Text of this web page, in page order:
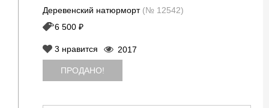
Деревенский натюрморт (№ 12542)
6 500 ₽
3 нравится 2017
ПРОДАНО!